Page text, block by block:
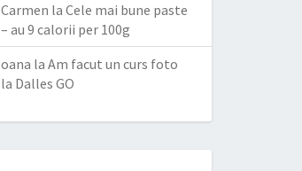
Carmen la Cele mai bune paste
– au 9 calorii per 100g
oana la Am facut un curs foto
la Dalles GO